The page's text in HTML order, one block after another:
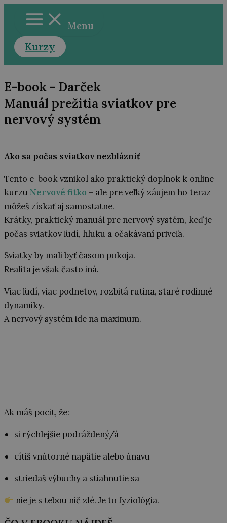
Preskočiť
obsah
Menu
Kurzy
E-book - Darček
Manuál prežitia sviatkov pre
nervový systém
Ako sa počas sviatkov nezblázniť
Tento e-book vznikol ako praktický doplnok k online
kurzu Nervové fitko – ale pre veľký záujem ho teraz
môžeš získať aj samostatne.
Krátky, praktický manuál pre nervový systém, keď je
počas sviatkov ľudí, hluku a očakávaní priveľa.
Sviatky by mali byť časom pokoja.
Realita je však často iná.
Viac ľudí, viac podnetov, rozbitá rutina, staré rodinné
dynamiky.
A nervový systém ide na maximum.
Ak máš pocit, že:
si rýchlejšie podráždený/á
cítiš vnútorné napätie alebo únavu
striedaš výbuchy a stiahnutie sa
nie je s tebou nič zlé. Je to fyziológia.